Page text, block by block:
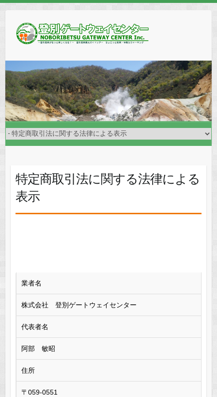
特定商取引法に関する法律による
表示
業者名
株式会社 登別ゲートウェイセンター
代表者名
阿部 敏昭
住所
〒059-0551